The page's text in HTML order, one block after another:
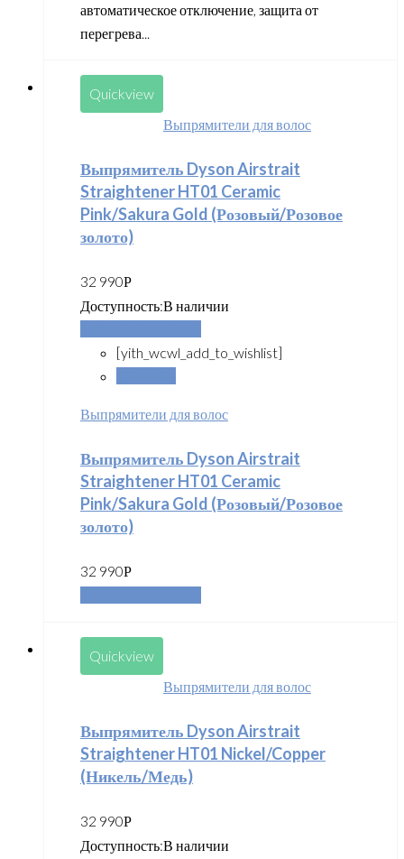
автоматическое отключение, защита от
перегрева...
Quickview
Выпрямители для волос
Выпрямитель Dyson Airstrait
Straightener HT01 Ceramic
Pink/Sakura Gold (Розовый/Розовое
золото)
32 990Р
Доступность:В наличии
[yith_wcwl_add_to_wishlist]
Выпрямители для волос
Выпрямитель Dyson Airstrait
Straightener HT01 Ceramic
Pink/Sakura Gold (Розовый/Розовое
золото)
32 990Р
Quickview
Выпрямители для волос
Выпрямитель Dyson Airstrait
Straightener HT01 Nickel/Copper
(Никель/Медь)
32 990Р
Доступность:В наличии